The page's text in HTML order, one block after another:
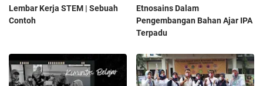
Lembar Kerja STEM | Sebuah
Contoh
Etnosains Dalam
Pengembangan Bahan Ajar IPA
Terpadu